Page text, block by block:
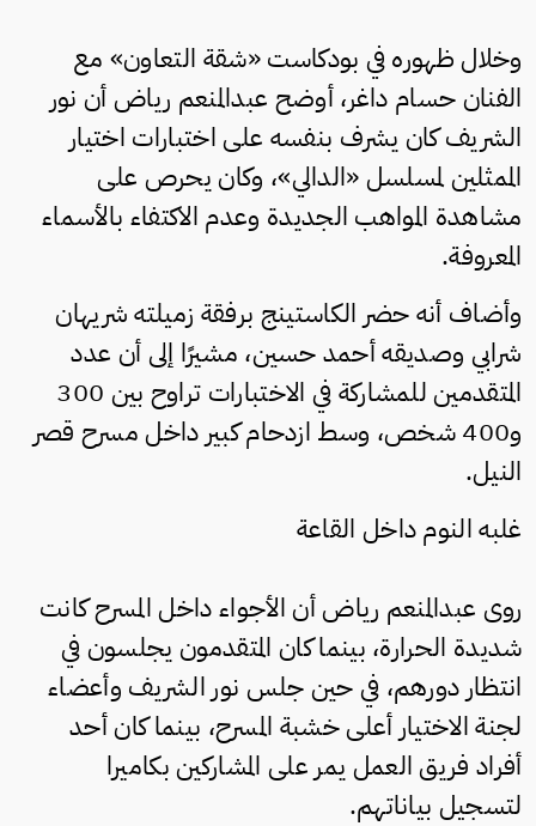
وخلال ظهوره في بودكاست «شقة التعاون» مع
الفنان حسام داغر، أوضح عبدالمنعم رياض أن نور
الشريف كان يشرف بنفسه على اختبارات اختيار
الممثلين لمسلسل «الدالي»، وكان يحرص على
مشاهدة المواهب الجديدة وعدم الاكتفاء بالأسماء
المعروفة.
وأضاف أنه حضر الكاستينج برفقة زميلته شريهان
شرابي وصديقه أحمد حسين، مشيرًا إلى أن عدد
المتقدمين للمشاركة في الاختبارات تراوح بين 300
و400 شخص، وسط ازدحام كبير داخل مسرح قصر
النيل.
غلبه النوم داخل القاعة
روى عبدالمنعم رياض أن الأجواء داخل المسرح كانت
شديدة الحرارة، بينما كان المتقدمون يجلسون في
انتظار دورهم، في حين جلس نور الشريف وأعضاء
لجنة الاختيار أعلى خشبة المسرح، بينما كان أحد
أفراد فريق العمل يمر على المشاركين بكاميرا
لتسجيل بياناتهم.